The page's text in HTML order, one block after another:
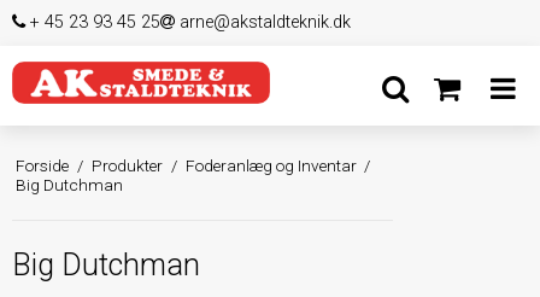
+ 45 23 93 45 25 arne@akstaldteknik.dk
Forside / Produkter / Foderanlæg og Inventar /
Big Dutchman
Big Dutchman